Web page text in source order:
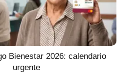
Bienestar 2026: calendario
urgente